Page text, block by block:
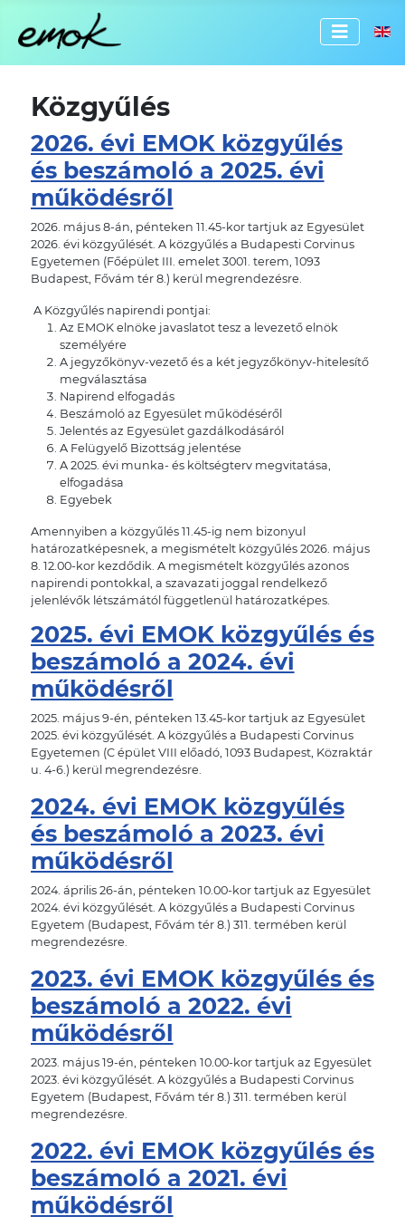
Közgyűlés
2026. évi EMOK közgyűlés
és beszámoló a 2025. évi
működésről
2026. május 8-án, pénteken 11.45-kor tartjuk az Egyesület
2026. évi közgyűlését. A közgyűlés a Budapesti Corvinus
Egyetemen (Főépület III. emelet 3001. terem, 1093
Budapest, Fővám tér 8.) kerül megrendezésre.
A Közgyűlés napirendi pontjai:
Az EMOK elnöke javaslatot tesz a levezető elnök
személyére
A jegyzőkönyv-vezető és a két jegyzőkönyv-hitelesítő
megválasztása
Napirend elfogadás
Beszámoló az Egyesület működéséről
Jelentés az Egyesület gazdálkodásáról
A Felügyelő Bizottság jelentése
A 2025. évi munka- és költségterv megvitatása,
elfogadása
Egyebek
Amennyiben a közgyűlés 11.45-ig nem bizonyul
határozatképesnek, a megismételt közgyűlés 2026. május
8. 12.00-kor kezdődik. A megismételt közgyűlés azonos
napirendi pontokkal, a szavazati joggal rendelkező
jelenlévők létszámától függetlenül határozatképes.
2025. évi EMOK közgyűlés és
beszámoló a 2024. évi
működésről
2025. május 9-én, pénteken 13.45-kor tartjuk az Egyesület
2025. évi közgyűlését. A közgyűlés a Budapesti Corvinus
Egyetemen (C épület VIII előadó, 1093 Budapest, Közraktár
u. 4-6.) kerül megrendezésre.
2024. évi EMOK közgyűlés
és beszámoló a 2023. évi
működésről
2024. április 26-án, pénteken 10.00-kor tartjuk az Egyesület
2024. évi közgyűlését. A közgyűlés a Budapesti Corvinus
Egyetem (Budapest, Fővám tér 8.) 311. termében kerül
megrendezésre.
2023. évi EMOK közgyűlés és
beszámoló a 2022. évi
működésről
2023. május 19-én, pénteken 10.00-kor tartjuk az Egyesület
2023. évi közgyűlését. A közgyűlés a Budapesti Corvinus
Egyetem (Budapest, Fővám tér 8.) 311. termében kerül
megrendezésre.
2022. évi EMOK közgyűlés és
beszámoló a 2021. évi
működésről